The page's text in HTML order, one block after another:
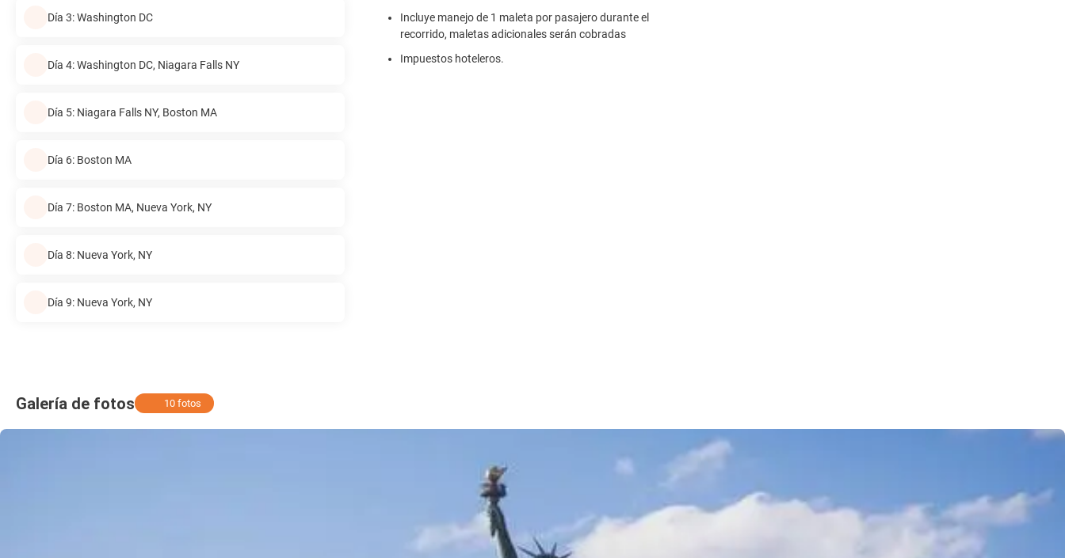
Día 3: Washington DC
Día 4: Washington DC, Niagara Falls NY
Día 5: Niagara Falls NY, Boston MA
Día 6: Boston MA
Día 7: Boston MA, Nueva York, NY
Día 8: Nueva York, NY
Día 9: Nueva York, NY
Incluye manejo de 1 maleta por pasajero durante el
recorrido, maletas adicionales serán cobradas
Impuestos hoteleros.
Galería de fotos 10 fotos